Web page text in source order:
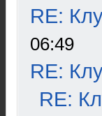
RE:
06:49
RE:
RE: